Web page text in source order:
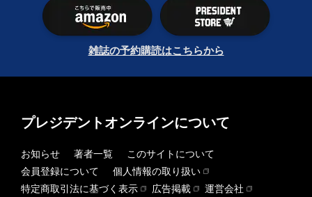
雑誌の予約購読はこちらから
プレジデントオンラインについて
お知らせ 著者一覧
このサイトについて
会員登録について
個人情報の取り扱い
特定商取引法に基づく表示
広告掲載
運営会社